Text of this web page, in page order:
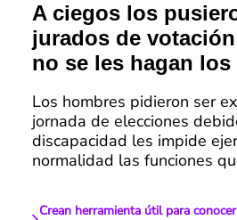
A ciegos los
jurados de
no se les hagan los
Los hombres pidieron ser
jornada de elecciones
discapacidad les impide
normalidad las funciones
Crean herramienta útil para